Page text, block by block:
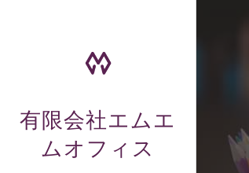
有限会社エムエ
ムオフィス